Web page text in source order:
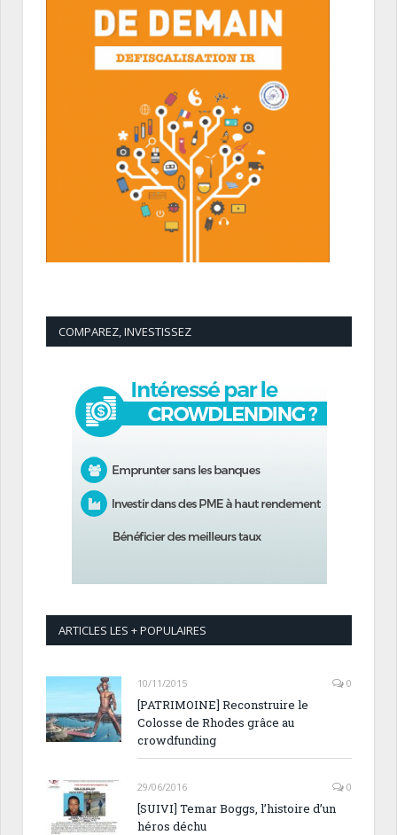
COMPAREZ, INVESTISSEZ
ARTICLES LES + POPULAIRES
10/11/2015 0
[PATRIMOINE] Reconstruire le
Colosse de Rhodes grâce au
crowdfunding
29/06/2016 0
[SUIVI] Temar Boggs, l’histoire d’un
héros déchu